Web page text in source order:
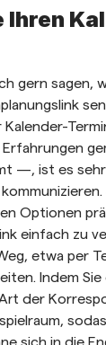
Ihren
gern sagen,
—, ist es
Optionen
einfach zu
etwa per
Indem
der